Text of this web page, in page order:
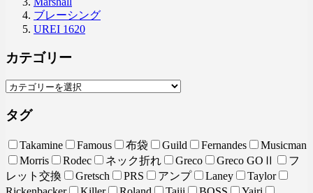
ブレーシング
UREI 1620
カテゴリー
タグ
Takamine Famous 布袋 Guild Fernandes
Musicman
Morris
Rodec ネック折れ Greco Greco GOⅡ
フ
レット交換
Gretsch PRS アンプ Laney
Taylor